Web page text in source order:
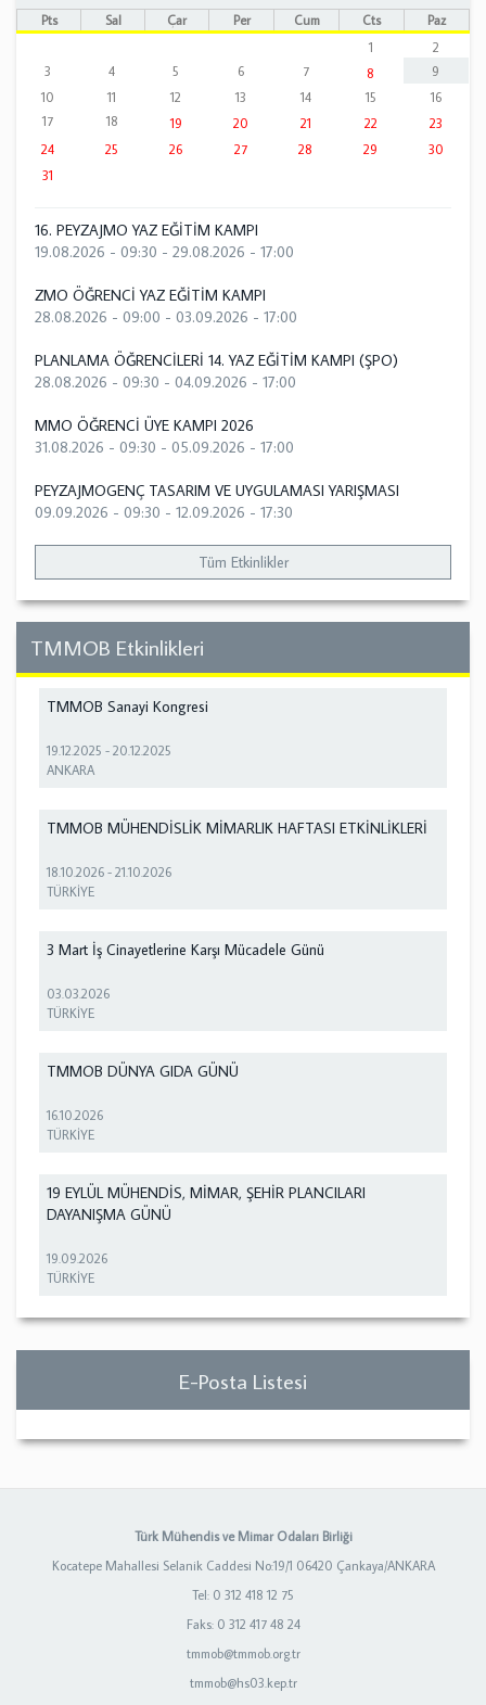
Pts Sal Çar Per Cum Cts
Paz
1
2
3
4 5 6 7 8
9
10
11 12 13 14 15
16
17
18 19 20 21 22
23
24
25 26 27 28 29
30
31
16. PEYZAJMO YAZ EĞİTİM KAMPI
19.08.2026 - 09:30 - 29.08.2026 - 17:00
ZMO ÖĞRENCİ YAZ EĞİTİM KAMPI
28.08.2026 - 09:00 - 03.09.2026 - 17:00
PLANLAMA ÖĞRENCİLERİ 14. YAZ EĞİTİM KAMPI (ŞPO)
28.08.2026 - 09:30 - 04.09.2026 - 17:00
MMO ÖĞRENCİ ÜYE KAMPI 2026
31.08.2026 - 09:30 - 05.09.2026 - 17:00
PEYZAJMOGENÇ TASARIM VE UYGULAMASI YARIŞMASI
09.09.2026 - 09:30 - 12.09.2026 - 17:30
Tüm Etkinlikler
TMMOB Etkinlikleri
TMMOB Sanayi Kongresi
19.12.2025 -20.12.2025
ANKARA
TMMOB MÜHENDİSLİK MİMARLIK HAFTASI ETKİNLİKLERİ
18.10.2026 -21.10.2026
TÜRKİYE
3 Mart İş Cinayetlerine Karşı Mücadele Günü
03.03.2026
TÜRKİYE
TMMOB DÜNYA GIDA GÜNÜ
16.10.2026
TÜRKİYE
19 EYLÜL MÜHENDİS, MİMAR, ŞEHİR PLANCILARI
DAYANIŞMA GÜNÜ
19.09.2026
TÜRKİYE
E-Posta Listesi
Türk Mühendis ve Mimar Odaları Birliği
Kocatepe Mahallesi Selanik Caddesi No:19/1 06420 Çankaya/ANKARA
Tel: 0 312 418 12 75
Faks: 0 312 417 48 24
tmmob@tmmob.org.tr
tmmob@hs03.kep.tr